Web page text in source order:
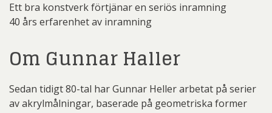
Ett bra konstverk förtjänar en seriös inramning
40 års erfarenhet av inramning
Om Gunnar Haller
Sedan tidigt 80-tal har Gunnar Heller arbetat på serier
av akrylmålningar, baserade på geometriska former